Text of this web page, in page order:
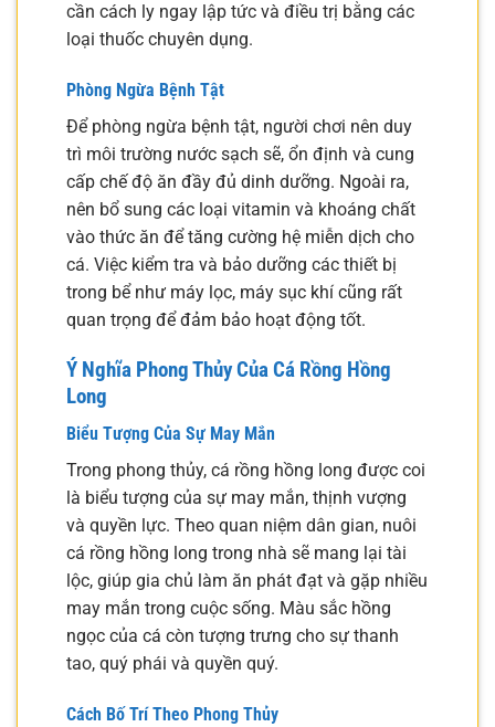
cần cách ly ngay lập tức và điều trị bằng các
loại thuốc chuyên dụng.
Phòng Ngừa Bệnh Tật
Để phòng ngừa bệnh tật, người chơi nên duy
trì môi trường nước sạch sẽ, ổn định và cung
cấp chế độ ăn đầy đủ dinh dưỡng. Ngoài ra,
nên bổ sung các loại vitamin và khoáng chất
vào thức ăn để tăng cường hệ miễn dịch cho
cá. Việc kiểm tra và bảo dưỡng các thiết bị
trong bể như máy lọc, máy sục khí cũng rất
quan trọng để đảm bảo hoạt động tốt.
Ý Nghĩa Phong Thủy Của Cá Rồng Hồng
Long
Biểu Tượng Của Sự May Mắn
Trong phong thủy, cá rồng hồng long được coi
là biểu tượng của sự may mắn, thịnh vượng
và quyền lực. Theo quan niệm dân gian, nuôi
cá rồng hồng long trong nhà sẽ mang lại tài
lộc, giúp gia chủ làm ăn phát đạt và gặp nhiều
may mắn trong cuộc sống. Màu sắc hồng
ngọc của cá còn tượng trưng cho sự thanh
tao, quý phái và quyền quý.
Cách Bố Trí Theo Phong Thủy